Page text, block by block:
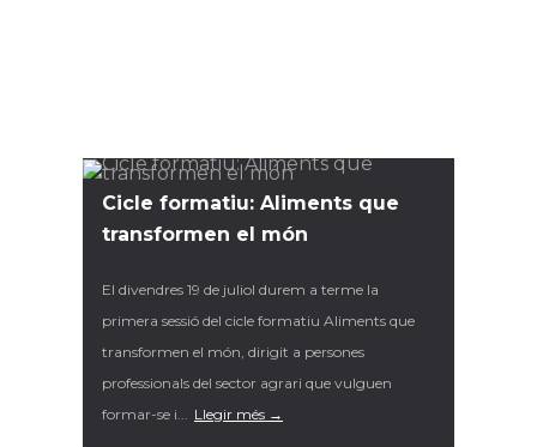
Cicle formatiu: Aliments que
transformen el món
El divendres 19 de juliol durem a terme la
primera sessió del cicle formatiu Aliments que
transformen el món, dirigit a persones
professionals del sector agrari que vulguen
formar-se i...
Llegir més →